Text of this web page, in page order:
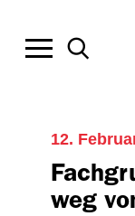
12.
weg